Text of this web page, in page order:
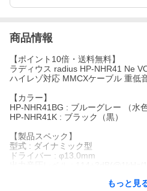
商品情報
【ポイント10倍・送料無料】
ラディウス radius HP-NHR41 Ne
ハイレゾ対応 MMCXケーブル 重低
【カラー】
HP-NHR41BG : ブルーグレー （水色
HP-NHR41K : ブラック（黒）
【製品スペック】
型式 : ダイナミック型
ドライバー : φ13.0mm
もっと見